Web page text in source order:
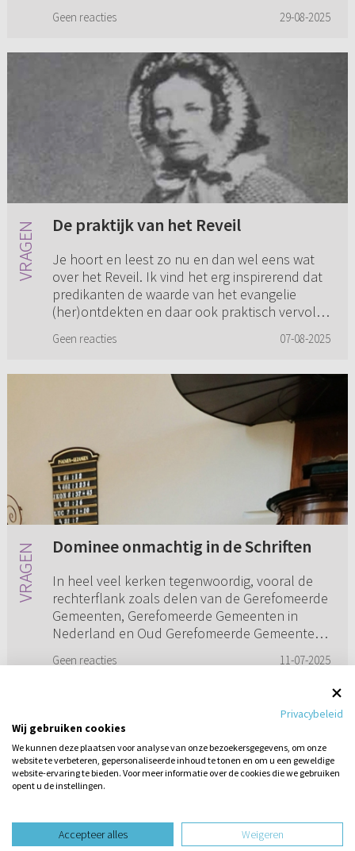
Geen reacties 29-08-2025
De praktijk van het Reveil
Je hoort en leest zo nu en dan wel eens wat
over het Reveil. Ik vind het erg inspirerend dat
predikanten de waarde van het evangelie
(her)ontdekten en daar ook praktisch vervolg
Geen reacties 07-08-2025
Dominee onmachtig in de Schriften
In heel veel kerken tegenwoordig, vooral de
rechterflank zoals delen van de Gerefomeerde
Gemeenten, Gerefomeerde Gemeenten in
Nederland en Oud Gerefomeerde Gemeenten
Geen reacties 11-07-2025
design website dooreen vraag
Privacybeleid
Wij gebruiken cookies
We kunnen deze plaatsen voor analyse van onze bezoekersgegevens, om onze
website te verbeteren, gepersonaliseerde inhoud te tonen en om u een geweldige
website-ervaring te bieden. Voor meer informatie over de cookies die we gebruiken
opent u de instellingen.
Accepteer alles Weigeren